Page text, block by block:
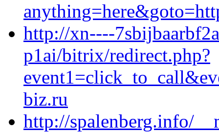
http://xn----
p1ai/bitrix/redirect.php?
biz.ru
http://spalenberg.info/